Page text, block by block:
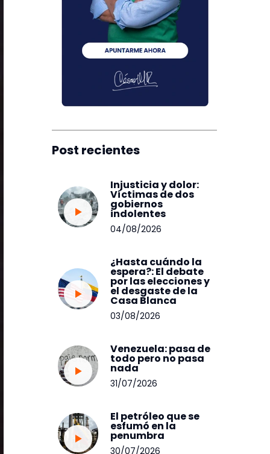
Post recientes
Injusticia y dolor:
Víctimas de dos
gobiernos
indolentes
04/08/2026
¿Hasta cuándo la
espera?: El debate
por las elecciones y
el desgaste de la
Casa Blanca
03/08/2026
Venezuela: pasa de
todo pero no pasa
nada
31/07/2026
El petróleo que se
esfumó en la
penumbra
30/07/2026